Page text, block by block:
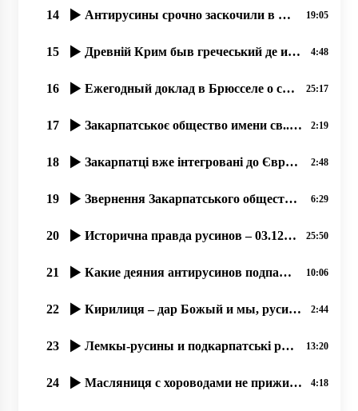
14 Антирусины срочно заскочили в число русинôв, 17.07.2020 19:05
15 Древній Крим быв гречеський де и прибывали перші християне! 4:48
16 Ежегодный доклад в Брюсселе о состоянии прав и свобод русинов Закарпатья в Украине.17.12.19 25:17
17 Закарпатськоє общество имени св..Кирила и Мефодія сообщає о упокоєніи Богдана Гамбаля! 2:19
18 Закарпатці вже інтегровані до Європи і відчувають себе громадянами Євросоюзу 2:48
19 Звернення Закарпатського общества ім. Кирилла и Мефодія про вибори 6:29
20 Исторична правда русинов – 03.12.2019, прот. Димитрій Сидор 25:50
21 Какие деяния антирусинов подпадают под оценку этноцид и геноцид؟ 10:06
22 Кирилиця – дар Божый и мы, русины, не можеме отказатися от нея! 2:44
23 Лемкы-русины и подкарпатські русины – народ-мученик, 21.07.2020 13:20
24 Масляниця с хороводами не прижилася русинам, но палачінты АЙ! 4:18